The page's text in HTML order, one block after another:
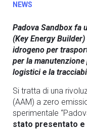
NEWS
Padova Sandbox fa
(Key Energy
idrogeno per
per la
logistici e la
Si tratta di una
(AAM) a zero
sperimentale
stato presentato e